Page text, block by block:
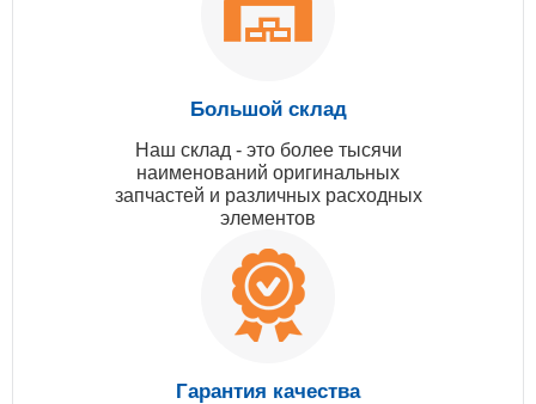
Большой склад
Наш склад - это более тысячи
наименований оригинальных
запчастей и различных расходных
элементов
Гарантия качества